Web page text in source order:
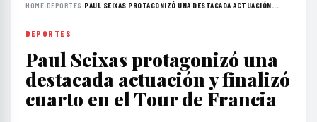
HOME›DEPORTES ›PAUL SEIXAS PROTAGONIZÓ UNA DESTACADA ACTUACIÓN...
DEPORTES
Paul Seixas protagonizó una
destacada actuación y finalizó
cuarto en el Tour de Francia